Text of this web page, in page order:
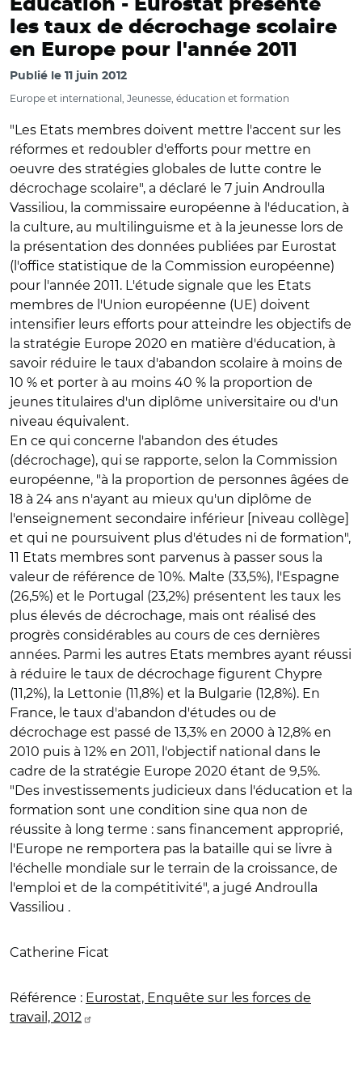
Education - Eurostat présente
les taux de décrochage scolaire
en Europe pour l'année 2011
Publié le 11 juin 2012
Europe et international, Jeunesse, éducation et formation
"Les Etats membres doivent mettre l'accent sur les
réformes et redoubler d'efforts pour mettre en
oeuvre des stratégies globales de lutte contre le
décrochage scolaire", a déclaré le 7 juin Androulla
Vassiliou, la commissaire européenne à l'éducation, à
la culture, au multilinguisme et à la jeunesse lors de
la présentation des données publiées par Eurostat
(l'office statistique de la Commission européenne)
pour l'année 2011. L'étude signale que les Etats
membres de l'Union européenne (UE) doivent
intensifier leurs efforts pour atteindre les objectifs de
la stratégie Europe 2020 en matière d'éducation, à
savoir réduire le taux d'abandon scolaire à moins de
10 % et porter à au moins 40 % la proportion de
jeunes titulaires d'un diplôme universitaire ou d'un
niveau équivalent.
En ce qui concerne l'abandon des études
(décrochage), qui se rapporte, selon la Commission
européenne, "à la proportion de personnes âgées de
18 à 24 ans n'ayant au mieux qu'un diplôme de
l'enseignement secondaire inférieur [niveau collège]
et qui ne poursuivent plus d'études ni de formation",
11 Etats membres sont parvenus à passer sous la
valeur de référence de 10%. Malte (33,5%), l'Espagne
(26,5%) et le Portugal (23,2%) présentent les taux les
plus élevés de décrochage, mais ont réalisé des
progrès considérables au cours de ces dernières
années. Parmi les autres Etats membres ayant réussi
à réduire le taux de décrochage figurent Chypre
(11,2%), la Lettonie (11,8%) et la Bulgarie (12,8%). En
France, le taux d'abandon d'études ou de
décrochage est passé de 13,3% en 2000 à 12,8% en
2010 puis à 12% en 2011, l'objectif national dans le
cadre de la stratégie Europe 2020 étant de 9,5%.
"Des investissements judicieux dans l'éducation et la
formation sont une condition sine qua non de
réussite à long terme : sans financement approprié,
l'Europe ne remportera pas la bataille qui se livre à
l'échelle mondiale sur le terrain de la croissance, de
l'emploi et de la compétitivité", a jugé Androulla
Vassiliou .
Catherine Ficat
Référence : Eurostat, Enquête sur les forces de
travail, 2012